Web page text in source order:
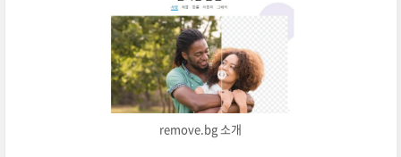
remove.bg 소개